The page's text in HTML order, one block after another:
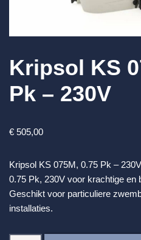
Kripsol KS
Pk – 230V
€ 505,00
Kripsol KS 075M, 0.75 Pk –
0.75 Pk, 230V voor krachtige en
Geschikt voor particuliere
installaties.